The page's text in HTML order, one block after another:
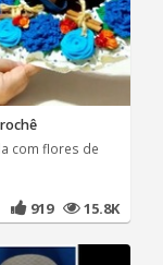
com flores de
919 15.8K